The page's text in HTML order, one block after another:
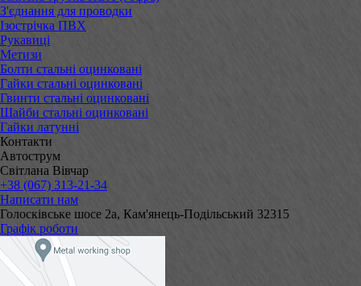
З'єднання для проводки
Ізострічка ПВХ
Рукавиці
Метизи
Болти стальні оцинковані
Гайки стальні оцинковані
Гвинти стальні оцинковані
Шайби стальні оцинковані
Гайки латунні
Контакти
Автострум
Світлана Вівчар
+38 (067) 313-21-34
Написати нам
Голосківське шосе 2а, Кам'янець-Подільський 32315
Графік роботи